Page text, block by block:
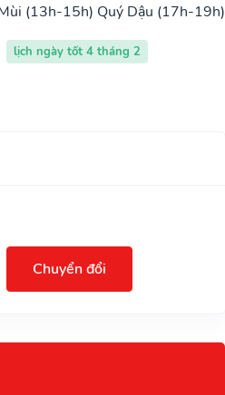
(13h-15h) Quý Dậu (17h-19h)
lịch ngày tốt 4 tháng 2
Chuyển đổi